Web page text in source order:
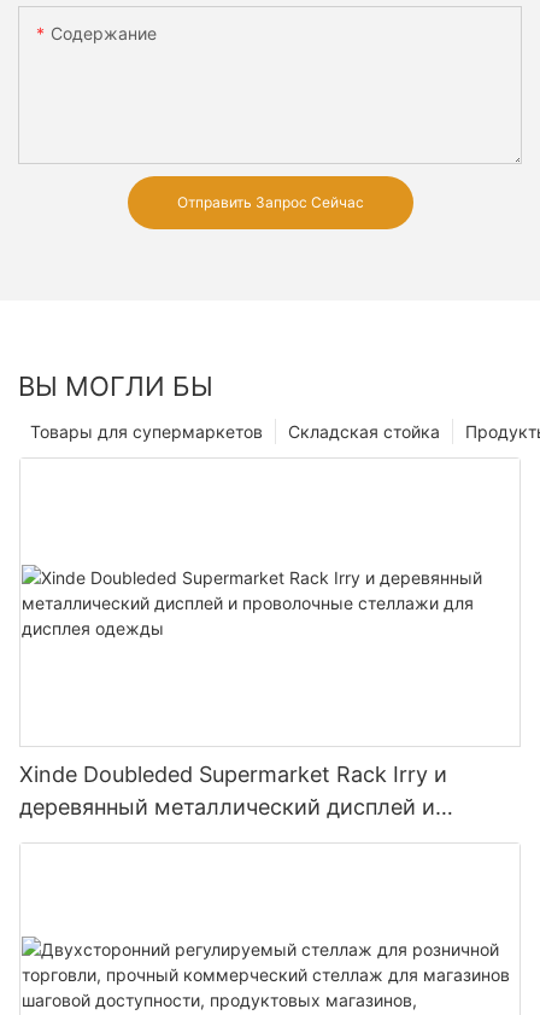
Содержание
Отправить Запрос Сейчас
ВЫ МОГЛИ БЫ
Складская стойка
Товары для супермаркетов
Xinde Doubleded Supermarket Rack Irry и
деревянный металлический дисплей и
проволочные стеллажи для дисплея одежды